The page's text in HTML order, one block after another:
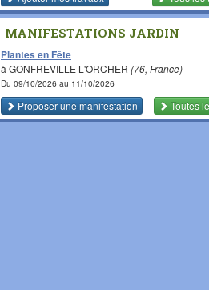
MANIFESTATIONS JARDIN
Plantes en Fête
à GONFREVILLE L'ORCHER (76, France)
Du 09/10/2026 au 11/10/2026
Proposer une manifestation Toutes